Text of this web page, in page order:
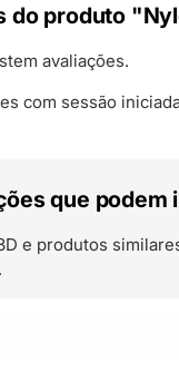
do produto
avaliações.
com sessão
que podem
e produtos